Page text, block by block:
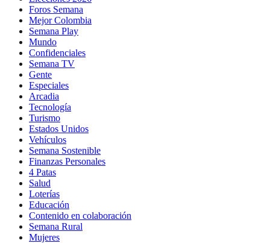
Foros Semana
Mejor Colombia
Semana Play
Mundo
Confidenciales
Semana TV
Gente
Especiales
Arcadia
Tecnología
Turismo
Estados Unidos
Vehículos
Semana Sostenible
Finanzas Personales
4 Patas
Salud
Loterías
Educación
Contenido en colaboración
Semana Rural
Mujeres